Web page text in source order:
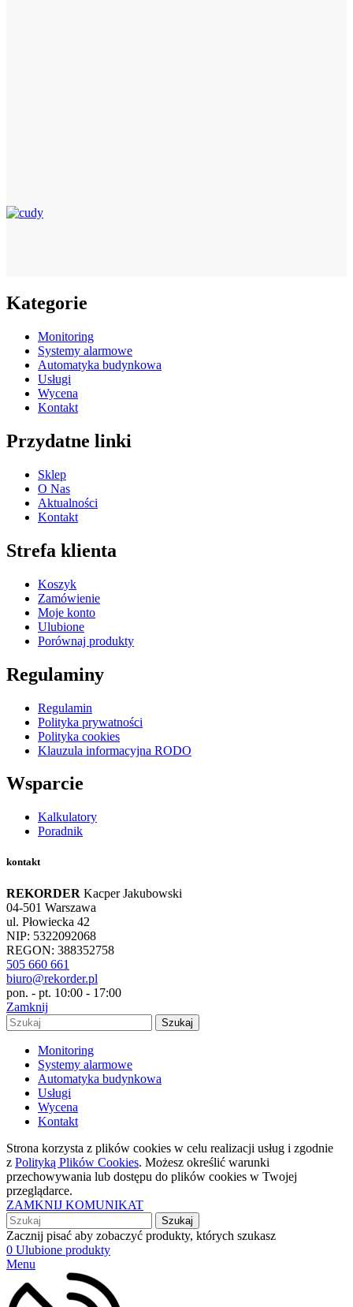
Kategorie
Monitoring
Systemy alarmowe
Automatyka budynkowa
Usługi
Wycena
Kontakt
Przydatne linki
Sklep
O Nas
Aktualności
Kontakt
Strefa klienta
Koszyk
Zamówienie
Moje konto
Ulubione
Porównaj produkty
Regulaminy
Regulamin
Polityka prywatności
Polityka cookies
Klauzula informacyjna RODO
Wsparcie
Kalkulatory
Poradnik
kontakt
REKORDER Kacper Jakubowski
04-501 Warszawa
ul. Płowiecka 42
NIP: 5322092068
REGON: 388352758
505 660 661
biuro@rekorder.pl
pon. - pt. 10:00 - 17:00
Zamknij
Szukaj
Monitoring
Systemy alarmowe
Automatyka budynkowa
Usługi
Wycena
Kontakt
Strona korzysta z plików cookies w celu realizacji usług i zgodnie
z Polityką Plików Cookies. Możesz określić warunki
przechowywania lub dostępu do plików cookies w Twojej
przeglądarce.
ZAMKNIJ KOMUNIKAT
Szukaj
Zacznij pisać aby zobaczyć produkty, których szukasz
0 Ulubione produkty
Menu